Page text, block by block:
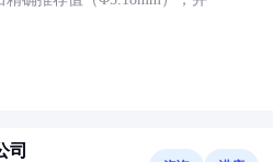
司